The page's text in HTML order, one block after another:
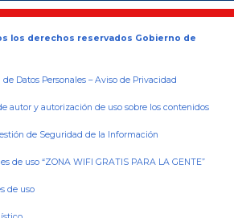
los derechos reservados Gobierno de
Datos Personales –Aviso de Privacidad
autor y autorización de uso sobre los contenidos
de Seguridad de la Información
de uso “ZONA WIFI GRATIS PARA LA GENTE”
de uso